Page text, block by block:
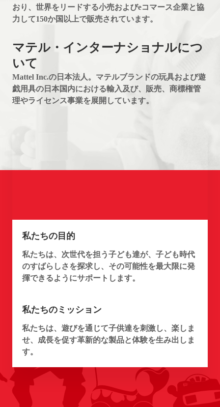
おり、世界をリードする小売およびeコマース企業と協
力して150か国以上で販売されています。
マテル・インターナショナルにつ
いて
Mattel Inc.の日本法人。マテルブランドの玩具および遊
戯用具の日本国内における輸入及び、販売、商標権管
理やライセンス事業を展開しています。
私たちの目的
私たちは、次世代を担う子ども達が、子ども時代
のすばらしさを探求し、その可能性を最大限に発
揮できるようにサポートします。
私たちのミッション
私たちは、遊びを通じて子供達を刺激し、楽しま
せ、成長を促す革新的な製品と体験を生み出しま
す。